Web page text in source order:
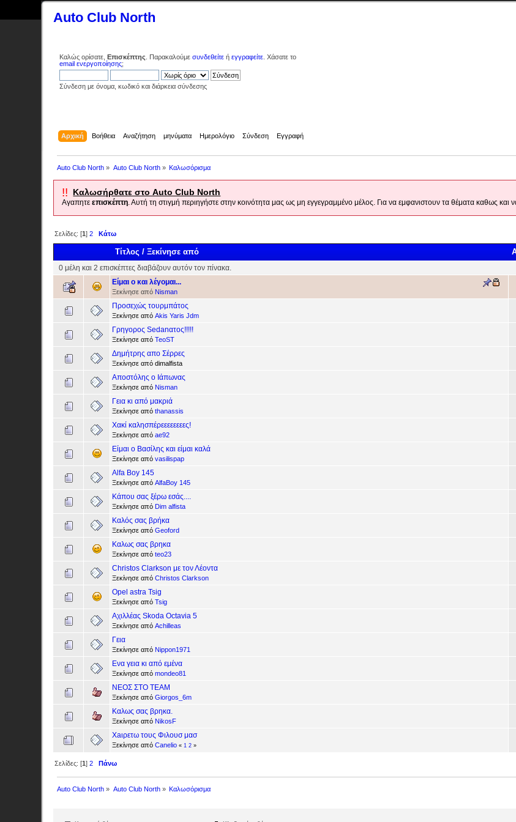
Auto Club North
Καλώς ορίσατε,Επισκέπτης . Παρακαλούμεσυνδεθείτε ήεγγραφείτε . Χάσατε το
email ενεργοποίησης;
Σύνδεση με όνομα, κωδικό και διάρκεια σύνδεσης
Αρχική Βοήθεια Αναζήτηση μηνύματα Ημερολόγιο Σύνδεση Εγγραφή
Auto Club North » Auto Club North» Καλωσόρισμα
!! Καλωσήρθατε στο Auto Club North
Αγαπητε επισκέπτη. Αυτή τη στιγμή περιηγήστε στην κοινότητα μας ως μη εγγεγραμμένο μέλος. Για να εμφανιστουν τα θέματα καθως
Σελίδες: [1]2 Κάτω
Τίτλος /Ξεκίνησε από
0 μέλη και 2 επισκέπτες διαβάζουν αυτόν τον πίνακα.
Είμαι ο και λέγομαι...
Ξεκίνησε από Nisman
Προσεχώς τουρμπάτος
Ξεκίνησε απόAkis Yaris Jdm
Γρηγορος Sedanατος!!!!!
Ξεκίνησε απόTeoST
Δημήτρης απο Σέρρες
Ξεκίνησε από dimalfista
Αποστόλης ο Ιάπωνας
Ξεκίνησε από Nisman
Γεια κι από μακριά
Ξεκίνησε απόthanassis
Χακί καλησπέρεεεεεεεες!
Ξεκίνησε απόae92
Είμαι ο Βασίλης και είμαι καλά
Ξεκίνησε απόvasilispap
Alfa Boy 145
Ξεκίνησε απόAlfaBoy 145
Κάπου σας ξέρω εσάς....
Ξεκίνησε από Dim alfista
Καλός σας βρήκα
Ξεκίνησε απόGeoford
Καλως σας βρηκα
Ξεκίνησε απόteo23
Christos Clarkson με τον Λέοντα
Ξεκίνησε απόChristos Clarkson
Opel astra Tsig
Ξεκίνησε απόTsig
Αχιλλέας Skoda Octavia 5
Ξεκίνησε απόAchilleas
Γεια
Ξεκίνησε από Nippon1971
Ενα γεια κι από εμένα
Ξεκίνησε απόmondeo81
ΝΕΟΣ ΣΤΟ ΤΕΑΜ
Ξεκίνησε απόGiorgos_6m
Καλως σας βρηκα.
Ξεκίνησε από NikosF
Xaιρετω τους Φιλουσ μασ
Ξεκίνησε απόCanelio «1 2 »
Σελίδες: [1]2 Πάνω
Auto Club North » Auto Club North» Καλωσόρισμα